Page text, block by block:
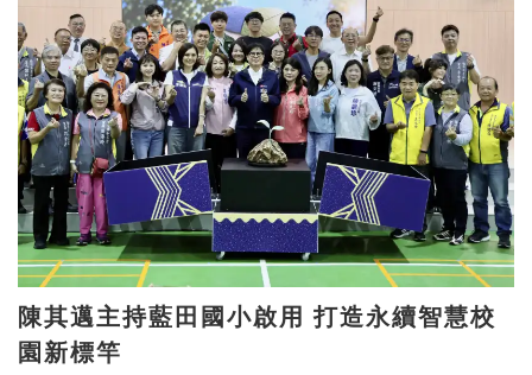
陳其邁主持藍田國小啟用 打造永續智慧校
園新標竿